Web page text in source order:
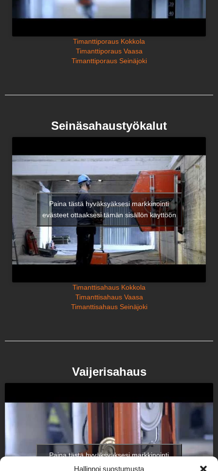
Hallinnoi suostumusta
Timanttiporaus Kokkola
Timanttiporaus Vaasa
Timanttiporaus Seinäjoki
Seinäsahaustyökalut
Paina tästä hyväksyäksesi markkinointi
evästeet ottaaksesi tämän sisällön käyttöön
Timanttisahaus Kokkola
Timanttisahaus Vaasa
Timanttisahaus Seinäjoki
Vaijerisahaus
Paina tästä hyväksyäksesi markkinointi
evästeet ottaaksesi tämän sisällön käyttöön